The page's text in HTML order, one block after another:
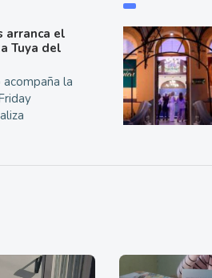
arranca el
Tuya del
la